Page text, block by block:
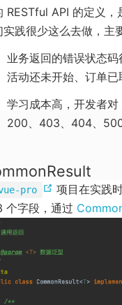
RESTful API 的定义，
践很少这么去做，主
业务返回的错误状态
活动还未开始、订单已
学习成本高，开发者
200、403、404、
pro
(
o
s
项目在实践
个字段，通过